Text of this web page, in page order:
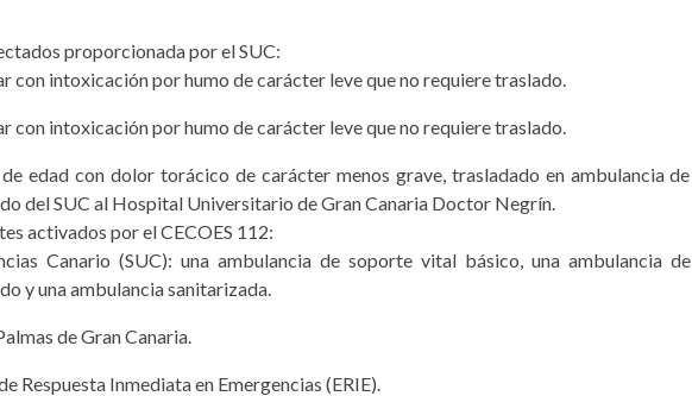
proporcionada por el SUC:
con intoxicación por humo de carácter leve que no requiere traslado.
con intoxicación por humo de carácter leve que no requiere traslado.
edad con dolor torácico de carácter menos grave, trasladado en ambulancia de
del SUC al Hospital Universitario de Gran Canaria Doctor Negrín.
activados por el CECOES 1­1­2:
Canario (SUC): una ambulancia de soporte vital básico, una ambulancia de
y una ambulancia sanitarizada.
de Gran Canaria.
Respuesta Inmediata en Emergencias (ERIE).